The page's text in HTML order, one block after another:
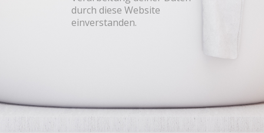
durch diese Website
einverstanden.